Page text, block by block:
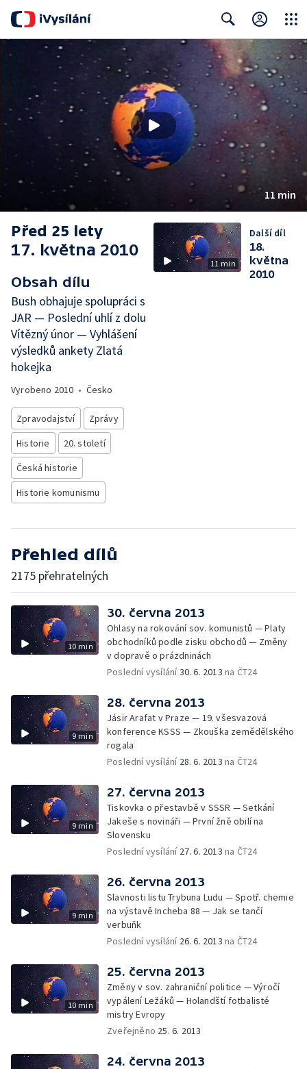
Search Close
11 min
Před 25 lety
17. května 2010
Obsah dílu
Bush obhajuje spolupráci s
JAR — Poslední uhlí z dolu
Vítězný únor — Vyhlášení
výsledků ankety Zlatá
hokejka
Vyrobeno 2010 • Česko
Zpravodajství
Zprávy
Historie
20. století
Česká historie
Historie komunismu
11 min
Další díl
18.
května
2010
Přehled dílů
2175 přehratelných
10 min
30. června 2013
Ohlasy na rokování sov. komunistů — Platy
obchodníků podle zisku obchodů — Změny
v dopravě o prázdninách
Poslední vysílání30. 6. 2013 na ČT24
9 min
28. června 2013
Jásir Arafat v Praze — 19. všesvazová
konference KSSS — Zkouška zemědělského
rogala
Poslední vysílání 28. 6. 2013 na ČT24
9 min
27. června 2013
Tiskovka o přestavbě v SSSR — Setkání
Jakeše s novináři — První žně obilí na
Slovensku
Poslední vysílání 27. 6. 2013 na ČT24
9 min
26. června 2013
Slavnosti listu Trybuna Ludu — Spotř. chemie
na výstavě Incheba 88 — Jak se tančí
verbuňk
Poslední vysílání 26. 6. 2013 na ČT24
10 min
25. června 2013
Změny v sov. zahraniční politice — Výročí
vypálení Ležáků — Holandští fotbalisté
mistry Evropy
Zveřejněno 25. 6. 2013
24. června 2013